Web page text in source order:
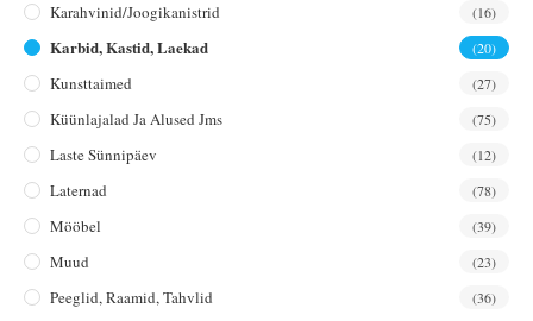
Karahvinid/joogikanistrid (16)
Karbid, Kastid, Laekad (20)
Kunsttaimed (27)
Küünlajalad Ja Alused Jms (75)
Laste Sünnipäev (12)
Laternad (78)
Mööbel (39)
Muud (23)
Peeglid, Raamid, Tahvlid (36)